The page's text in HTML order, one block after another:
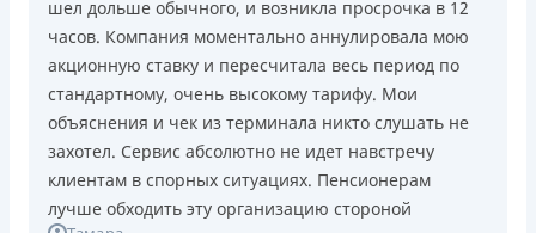
Погашение
В кассах и терминалах отделений
Оплата на расчетный счёт
Онлайн (через сайт или интернет-банкинг)
Через терминалы самообслуживания
Лицензия НБУ
Лицензия НБУ №10
Возраст
18 - 70 лет
Преимущества
Сниженная процентная ставка 0,01% в день для
новых клиентов на период от 3 до 30 дней (после
этого стандартная ставка 1%)
Запрашиваются только данные паспорта, ИНН, номер
шел дольше обычного, и возникла просрочка в 12
часов. Компания моментально аннулировала мою
акционную ставку и пересчитала весь период по
стандартному, очень высокому тарифу. Мои
объяснения и чек из терминала никто слушать не
захотел. Сервис абсолютно не идет навстречу
клиентам в спорных ситуациях. Пенсионерам
лучше обходить эту организацию стороной